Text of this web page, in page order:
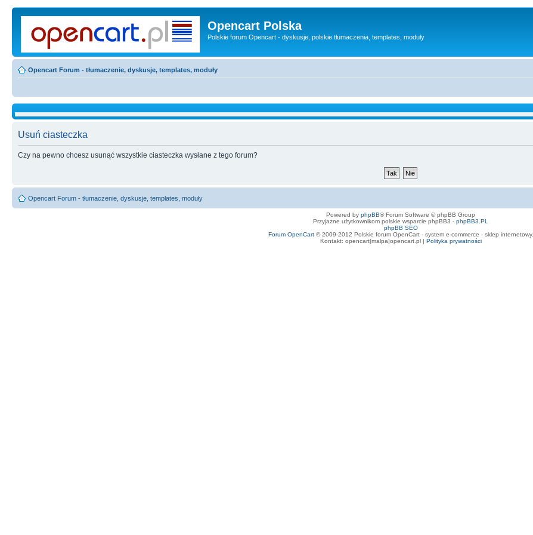
Opencart Polska
Polskie forum Opencart - dyskusje, polskie tłumaczenia, templates, moduły
Opencart Forum - tłumaczenie, dyskusje, templates, moduły
Usuń ciasteczka
Czy na pewno chcesz usunąć wszystkie ciasteczka wysłane z tego forum?
Opencart Forum - tłumaczenie, dyskusje, templates, moduły
Powered by phpBB® Forum Software © phpBB Group
Przyjazne użytkownikom polskie wsparcie phpBB3 - phpBB3.PL
phpBB SEO
Forum OpenCart© 2009-2012 Polskie forum OpenCart - system e-commerce - sklep internetowy.
Kontakt: opencart[malpa]opencart.pl | Polityka prywatności